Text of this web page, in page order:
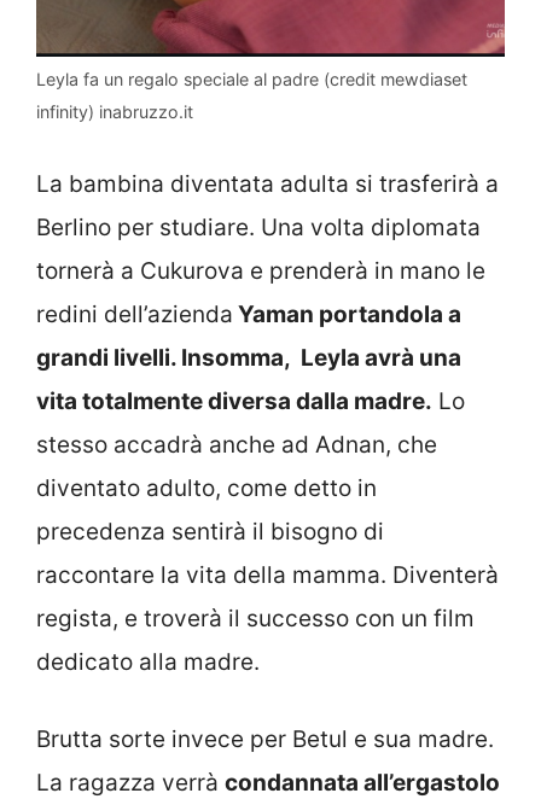
Leyla fa un regalo speciale al padre (credit mewdiaset
infinity) inabruzzo.it
La bambina diventata adulta si trasferirà a
Berlino per studiare. Una volta diplomata
tornerà a Cukurova e prenderà in mano le
redini dell’azienda Yaman portandola a
grandi livelli. Insomma, Leyla avrà una
vita totalmente diversa dalla madre. Lo
stesso accadrà anche ad Adnan, che
diventato adulto, come detto in
precedenza sentirà il bisogno di
raccontare la vita della mamma. Diventerà
regista, e troverà il successo con un film
dedicato alla madre.
Brutta sorte invece per Betul e sua madre.
La ragazza verrà condannata all’ergastolo